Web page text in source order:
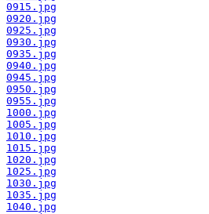
0915.jpg
0920.jpg
0925.jpg
0930.jpg
0935.jpg
0940.jpg
0945.jpg
0950.jpg
0955.jpg
1000.jpg
1005.jpg
1010.jpg
1015.jpg
1020.jpg
1025.jpg
1030.jpg
1035.jpg
1040.jpg